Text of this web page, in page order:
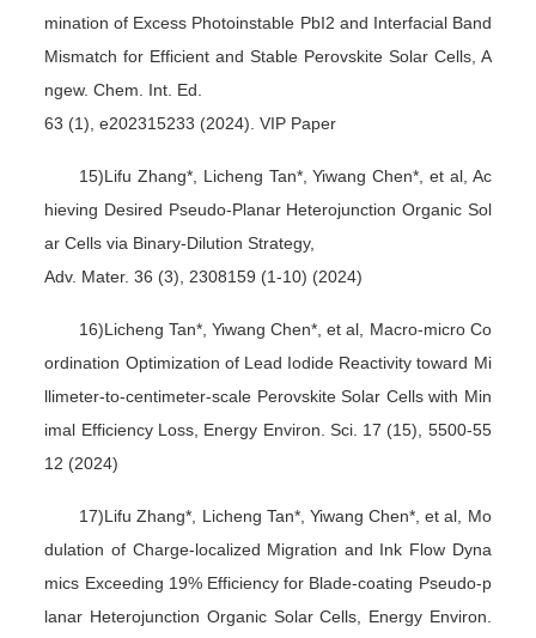
mination of Excess Photoinstable PbI2 and Interfacial Band
Mismatch for Efficient and Stable Perovskite Solar Cells, A
ngew. Chem. Int. Ed.
63 (1), e202315233 (2024). VIP Paper
15)Lifu Zhang*, Licheng Tan*, Yiwang Chen*, et al, Ac
hieving Desired Pseudo-Planar Heterojunction Organic Sol
ar Cells via Binary-Dilution Strategy,
Adv. Mater. 36 (3), 2308159 (1-10) (2024)
16)Licheng Tan*, Yiwang Chen*, et al, Macro-micro Co
ordination Optimization of Lead Iodide Reactivity toward Mi
llimeter-to-centimeter-scale Perovskite Solar Cells with Min
imal Efficiency Loss, Energy Environ. Sci. 17 (15), 5500-55
12 (2024)
17)Lifu Zhang*, Licheng Tan*, Yiwang Chen*, et al, Mo
dulation of Charge-localized Migration and Ink Flow Dyna
mics Exceeding 19% Efficiency for Blade-coating Pseudo-p
lanar Heterojunction Organic Solar Cells, Energy Environ.